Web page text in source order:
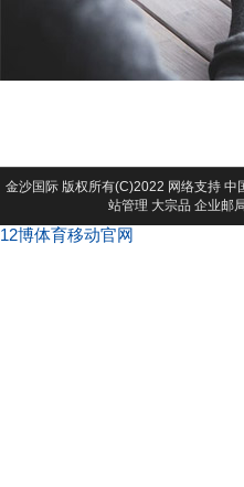
金沙国际 版权所有(C)2022 网络支持 中
站管理 大宗品 企业邮
12博体育移动官网